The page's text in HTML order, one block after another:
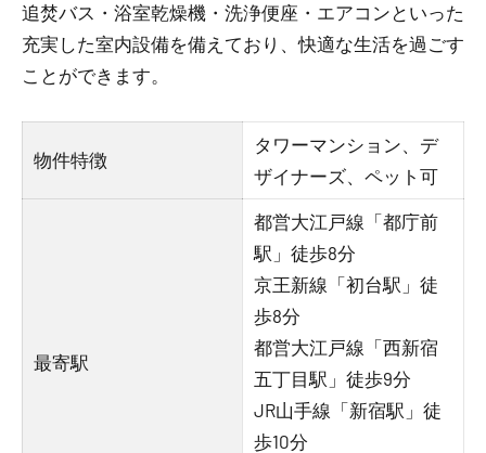
追焚バス・浴室乾燥機・洗浄便座・エアコンといった
充実した室内設備を備えており、快適な生活を過ごす
ことができます。
物件特徴
タワーマンション、デ
ザイナーズ、ペット可
最寄駅
都営大江戸線「都庁前
駅」徒歩8分
京王新線「初台駅」徒
歩8分
都営大江戸線「西新宿
五丁目駅」徒歩9分
JR山手線「新宿駅」徒
歩10分